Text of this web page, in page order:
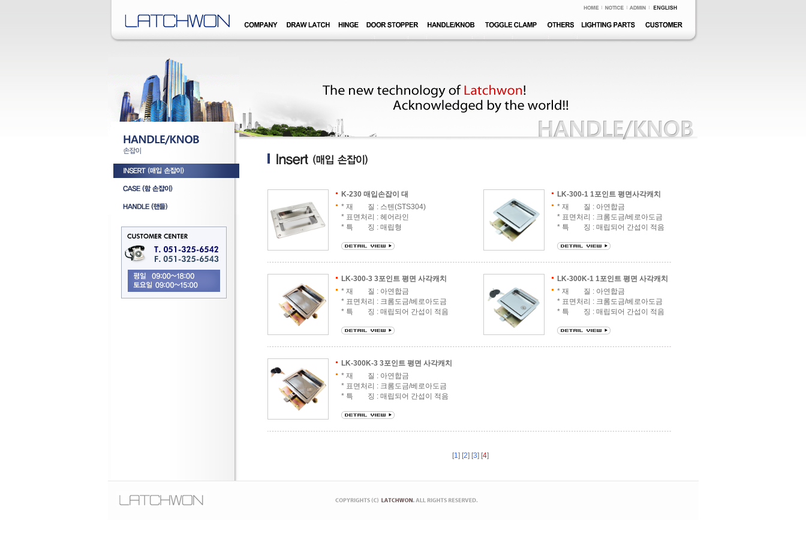
K-230 매입손잡이 대
* 재 질 : 스텐(STS304)
* 표면처리 : 헤어라인
* 특 징 : 매립형
LK-300-1 1포인트 평면사각캐치
* 재 질 : 아연합금
* 표면처리 : 크롬도금/베로아도금
* 특 징 : 매립되어 간섭이 적음
LK-300-3 3포인트 평면 사각캐치
* 재 질 : 아연합금
* 표면처리 : 크롬도금/베로아도금
* 특 징 : 매립되어 간섭이 적음
LK-300K-1 1포인트 평면 사각캐치
* 재 질 : 아연합금
* 표면처리 : 크롬도금/베로아도금
* 특 징 : 매립되어 간섭이 적음
LK-300K-3 3포인트 평면 사각캐치
* 재 질 : 아연합금
* 표면처리 : 크롬도금/베로아도금
* 특 징 : 매립되어 간섭이 적음
[1] [2] [3] [4]